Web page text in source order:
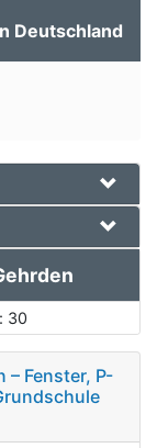
Deutschland
30
– Fenster, P-